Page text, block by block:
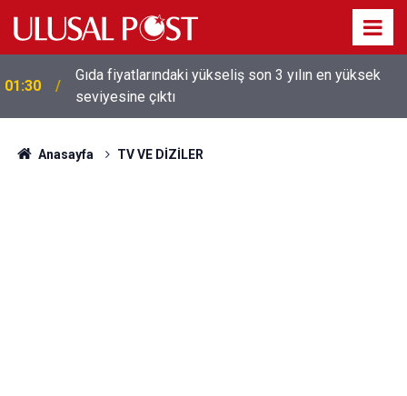
01:26
Galatasaray'dan sekiz kişi hakkında savcılığa suç
duyurusu
Anasayfa TV VE DİZİLER